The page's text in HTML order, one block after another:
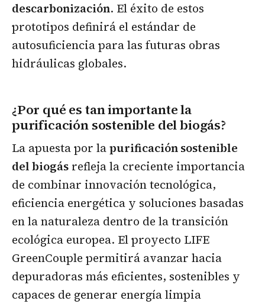
descarbonización. El éxito de estos
prototipos definirá el estándar de
autosuficiencia para las futuras obras
hidráulicas globales.
¿Por qué es tan importante la
purificación sostenible del biogás?
La apuesta por lapurificación sostenible
del biogás refleja la creciente importancia
de combinar innovación tecnológica,
eficiencia energética y soluciones basadas
en la naturaleza dentro de la transición
ecológica europea. El proyecto LIFE
GreenCouple permitirá avanzar hacia
depuradoras más eficientes, sostenibles y
capaces de generar energía limpia